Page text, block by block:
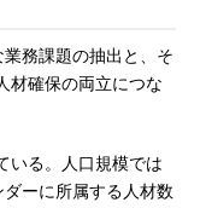
務課題の抽出と、そ
材確保の両立につな
いる。人口規模では
ーに所属する人材数